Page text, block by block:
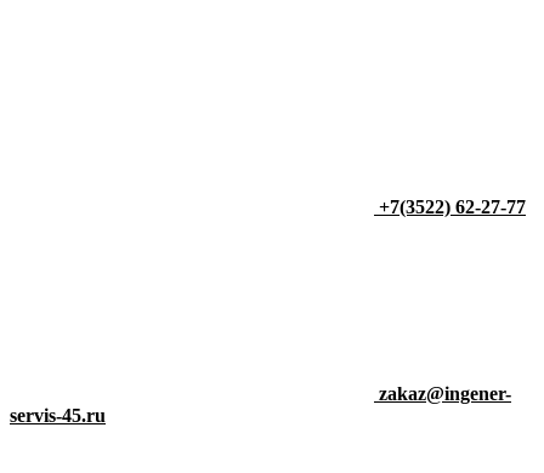
+7(3522) 62-27-77
zakaz@ingener-
servis-45.ru